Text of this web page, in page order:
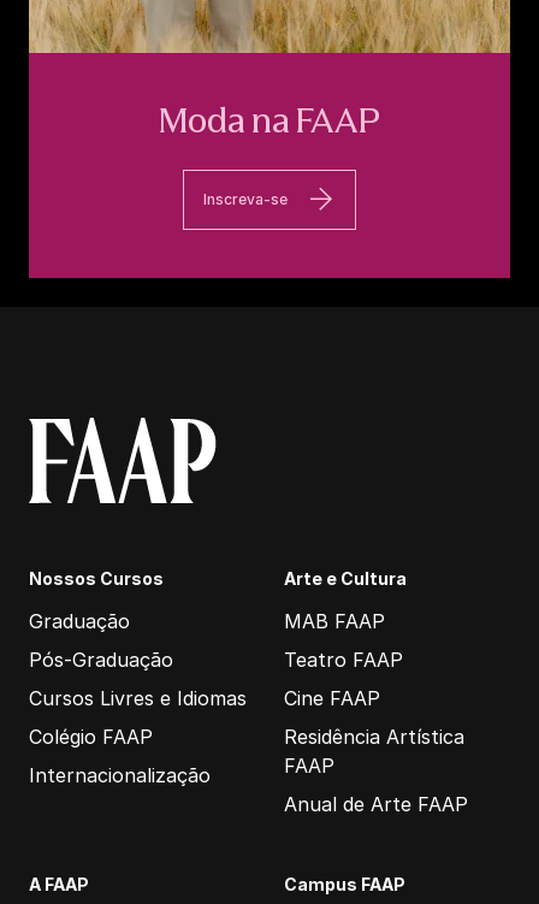
Moda na FAAP
Inscreva-se
Nossos Cursos
Graduação
Pós-Graduação
Cursos Livres e Idiomas
Colégio FAAP
Internacionalização
Arte e Cultura
MAB FAAP
Teatro FAAP
Cine FAAP
Residência Artística
FAAP
Anual de Arte FAAP
A FAAP Campus FAAP